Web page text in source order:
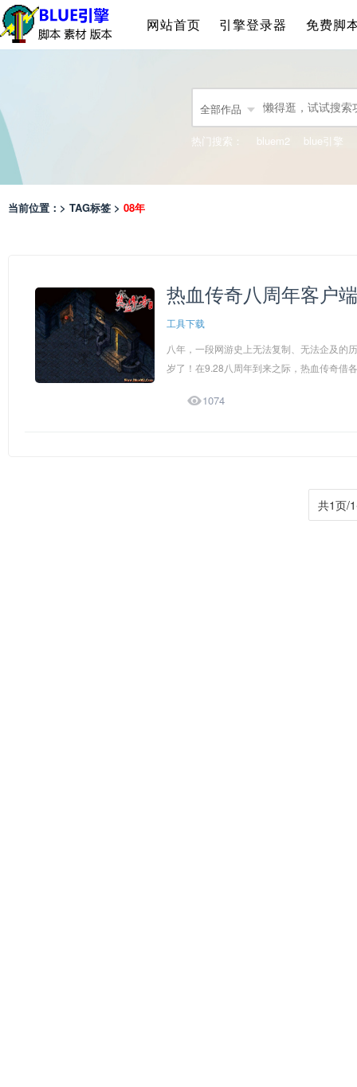
网站首页 引擎登录器 免费脚
全部作品
热门搜索： bluem2 blue引擎
当前位置：> TAG标签 > 08年
热血传奇八周年客户
工具下载
八年，一段网游史上无法复制、无法企及的
岁了！在9.28八周年到来之际，热血传奇借
1074
共1页/